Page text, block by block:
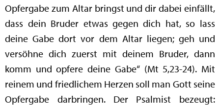
Opfergabe zum Altar bringst und dir dabei einfällt,
dass dein Bruder etwas gegen dich hat, so lass
deine Gabe dort vor dem Altar liegen; geh und
versöhne dich zuerst mit deinem Bruder, dann
komm und opfere deine Gabe“ (Mt 5,23-24). Mit
reinem und friedlichem Herzen soll man Gott seine
Opfergabe darbringen. Der Psalmist bezeugt: